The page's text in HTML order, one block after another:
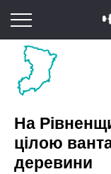
На
цілою
деревини